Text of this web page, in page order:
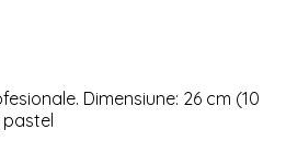
Dimensiune: 26 cm (10